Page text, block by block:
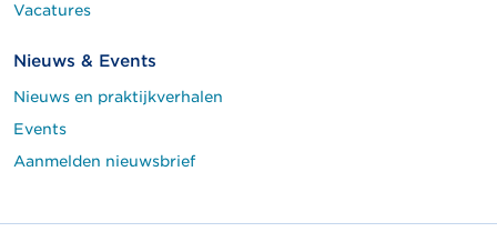
Vacatures
Nieuws & Events
Nieuws en praktijkverhalen
Events
Aanmelden nieuwsbrief